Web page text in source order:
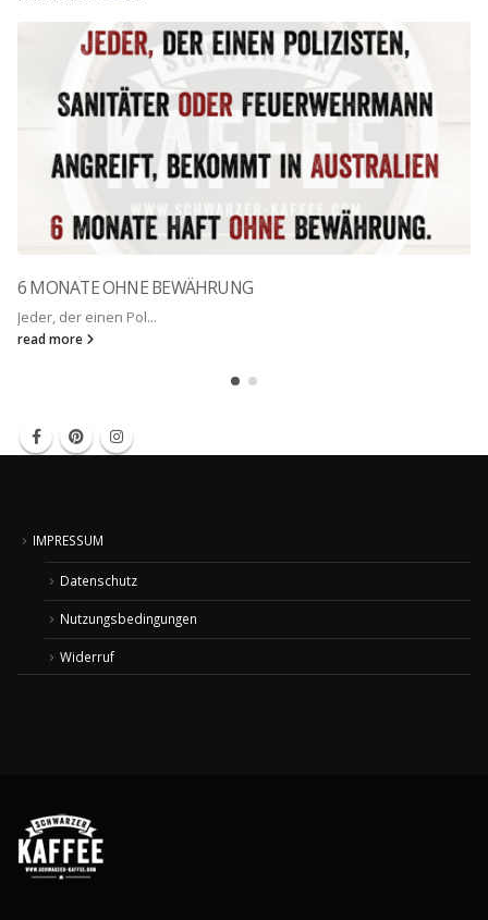
6 MONATE OHNE BEWÄHRUNG
Jeder, der einen Pol...
read more
IMPRESSUM
Datenschutz
Nutzungsbedingungen
Widerruf